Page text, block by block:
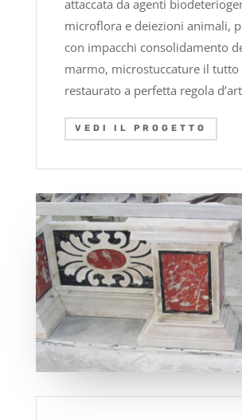
attaccata da agenti
microflora e deiezioni animali,
con impacchi consolidamento
marmo, microstuccature il tutto
restaurato a perfetta regola
VEDI IL PROGETTO